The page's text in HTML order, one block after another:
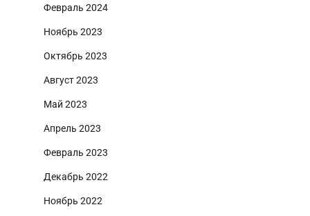
Февраль 2024
Ноябрь 2023
Октябрь 2023
Август 2023
Май 2023
Апрель 2023
Февраль 2023
Декабрь 2022
Ноябрь 2022